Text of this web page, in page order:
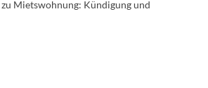
zu Mietswohnung: Kündigung und